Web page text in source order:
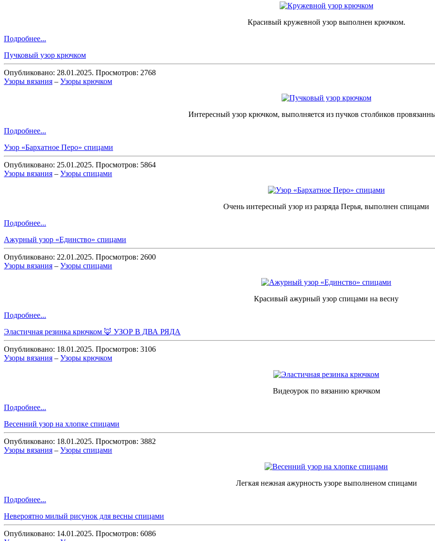
Красивый кружевной узор выполнен крючком.
Подробнее...
Пучковый узор крючком
Опубликовано: 28.01.2025. Просмотров: 2768
Узоры вязания – Узоры крючком
Интересный узор крючком, выполняется из пучков столбиков
Подробнее...
Узор «Бархатное Перо» спицами
Опубликовано: 25.01.2025. Просмотров: 5864
Узоры вязания – Узоры спицами
Очень интересный узор из разряда Перья, выполнен спицами
Подробнее...
Ажурный узор «Единство» спицами
Опубликовано: 22.01.2025. Просмотров: 2600
Узоры вязания – Узоры спицами
Красивый ажурный узор спицами на весну
Подробнее...
Эластичная резинка крючком 🦊 УЗОР В ДВА РЯДА
Опубликовано: 18.01.2025. Просмотров: 3106
Узоры вязания – Узоры крючком
Видеоурок по вязанию крючком
Подробнее...
Весенний узор на хлопке спицами
Опубликовано: 18.01.2025. Просмотров: 3882
Узоры вязания – Узоры спицами
Легкая нежная ажурность узоре выполненом спицами
Подробнее...
Невероятно милый рисунок для весны спицами
Опубликовано: 14.01.2025. Просмотров: 6086